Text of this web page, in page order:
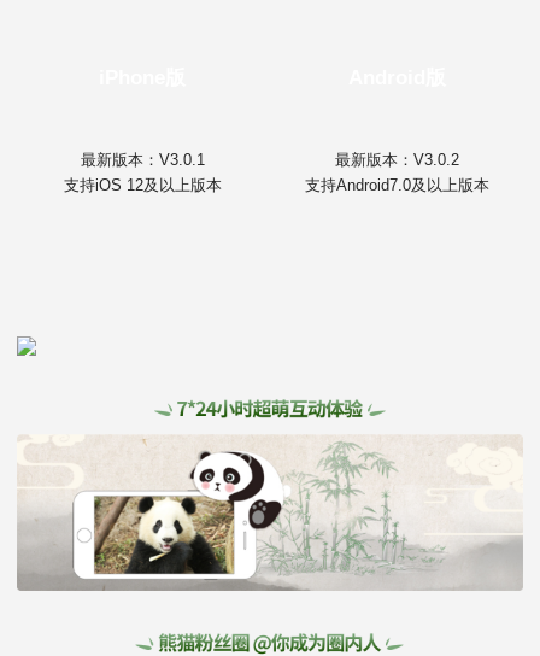
最新版本：V3.0.1
支持iOS 12及以上版本
最新版本：V3.0.2
支持Android7.0及以上版本